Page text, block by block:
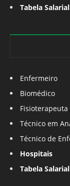
Tabela
Enfermeiro
Biomédico
Fisioterapeuta
Técnico em
Técnico de
Hospitais
Tabela